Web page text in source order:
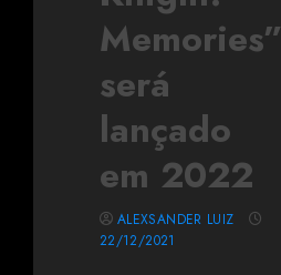
Memories”
será
lançado
em 2022
ALEXSANDER LUIZ
22/12/2021